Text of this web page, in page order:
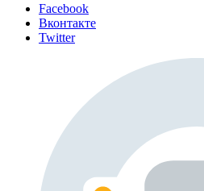
Facebook
Вконтакте
Twitter